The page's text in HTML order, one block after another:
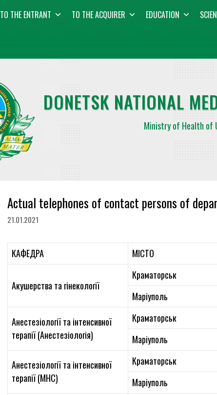
TO THE ENTRANT TO THE ACQUIRER EDUCATION
DONETSK NATIONAL
Ministry of Health of
Actual telephones of contact persons of
21.01.2021
КАФЕДРА МІСТО
Акушерства та гінекології
Краматорськ
Маріуполь
Анестезіології та інтенсивної
терапії (Анестезіологія)
Краматорськ
Маріуполь
Анестезіології та інтенсивної
терапії (МНС)
Краматорськ
Маріуполь